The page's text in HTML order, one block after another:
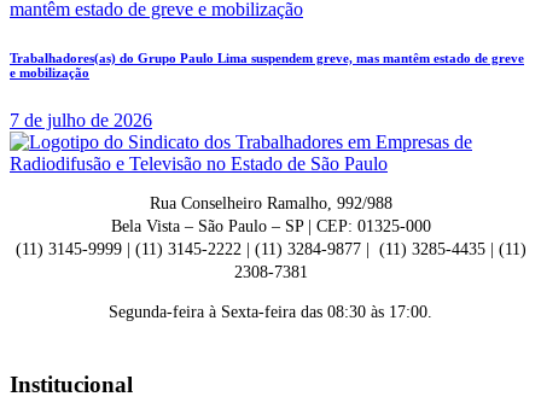
Trabalhadores(as) do Grupo Paulo Lima suspendem greve, mas mantêm estado de greve
e mobilização
7 de julho de 2026
Rua Conselheiro Ramalho, 992/988
Bela Vista – São Paulo – SP | CEP: 01325-000
(11) 3145-9999 | (11) 3145-2222 | (11) 3284-9877 | (11) 3285-4435 | (11)
2308-7381
Segunda-feira à Sexta-feira das 08:30 às 17:00.
Institucional